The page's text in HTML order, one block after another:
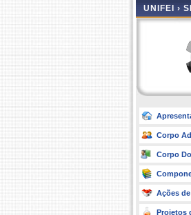
UNIFEI ›
Corpo
Corpo
Ações
Projetos